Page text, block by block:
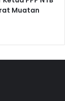
Muatan